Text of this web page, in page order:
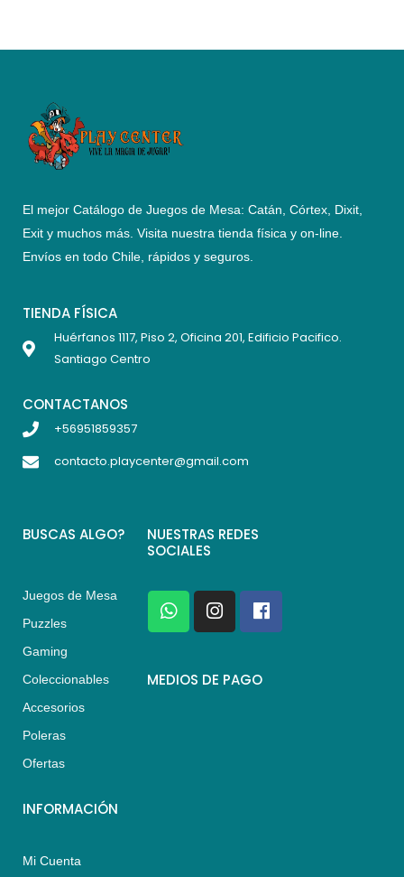
El mejor Catálogo de Juegos de Mesa: Catán, Córtex, Dixit,
Exit y muchos más. Visita nuestra tienda física y on-line.
Envíos en todo Chile, rápidos y seguros
TIENDA FÍSICA
Huérfanos 1117, Piso 2, Oficina 201, Edificio Pacifico.
Santiago Centro
CONTACTANOS
+56951859357
contacto.playcenter@gmail.com
BUSCAS ALGO?
Juegos de Mesa
Puzzles
Gaming
Coleccionables
Accesorios
Poleras
Ofertas
INFORMACIÓN
Mi Cuenta
NUESTRAS REDES
SOCIALES
W
h
a
s
I
n
s
a
F
a
c
b
MEDIOS DE PAGO